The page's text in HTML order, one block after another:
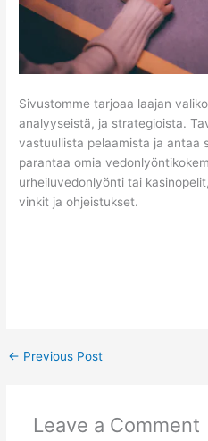
Sivustomme tarjoaa laajan
analyyseistä, ja strategioista.
vastuullista pelaamista ja antaa
parantaa omia
urheiluvedonlyönti tai
vinkit ja ohjeistukset.
← Previous Post
Leave a Comment